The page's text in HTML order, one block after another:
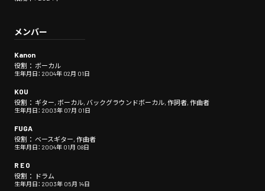
メンバー
Kanon
役割： ボーカル
生年月日： 2004年 02月 01日
KOU
役割： ギター, ボーカル, バックグラウンドボーカル, 作詞者, 作曲者
生年月日： 2003年 07月 01日
FUGA
役割： ベースギター, 作曲者
生年月日： 2004年 01月 08日
R E O
役割： ドラム
生年月日： 2003年 05月 14日